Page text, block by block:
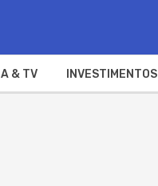
& TV INVESTIMENTOS